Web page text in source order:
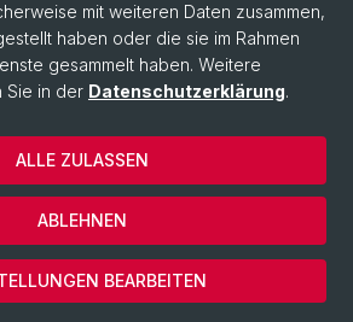
mit weiteren Daten zusammen,
haben oder die sie im Rahmen
gesammelt haben. Weitere
Sie in der Datenschutzerklärung.
BEARBEITEN
ABLEHNEN
ALLE ZULASSEN